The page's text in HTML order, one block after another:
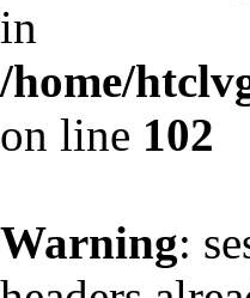
in
/home/
on line 102
Warning: